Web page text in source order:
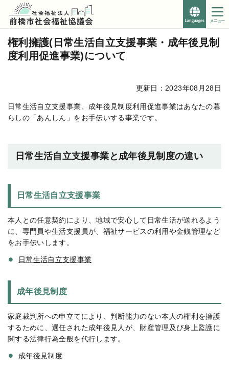
Foreign
Languages
す。
権利擁護(日常生活自立支援事業・成年後見制
度利用促進事業)について
更新日：2023年08月28日
日常生活自立支援事業、成年後見制度利用促進事業はあなたの暮
らしの「あんしん」をお手伝いする事業です。
日常生活自立支援事業と成年後見制度の違い
日常生活自立支援事業
本人との任意契約により、地域で安心して日常生活が送れるよう
に、専門員や生活支援員が、福祉サービスの利用や金銭管理など
をお手伝いします。
日常生活自立支援事業
成年後見制度
家庭裁判所への申立てにより、判断能力のない本人の権利を擁護
するために、選任された成年後見人が、財産管理及び身上監護に
関する法律行為全般を代行します。
成年後見制度